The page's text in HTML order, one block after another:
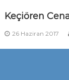
Keçiören
26 Haziran 2017